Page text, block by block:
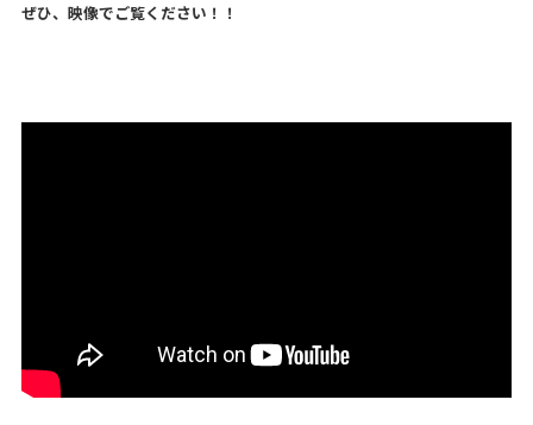
ぜひ、映像でご覧ください！！